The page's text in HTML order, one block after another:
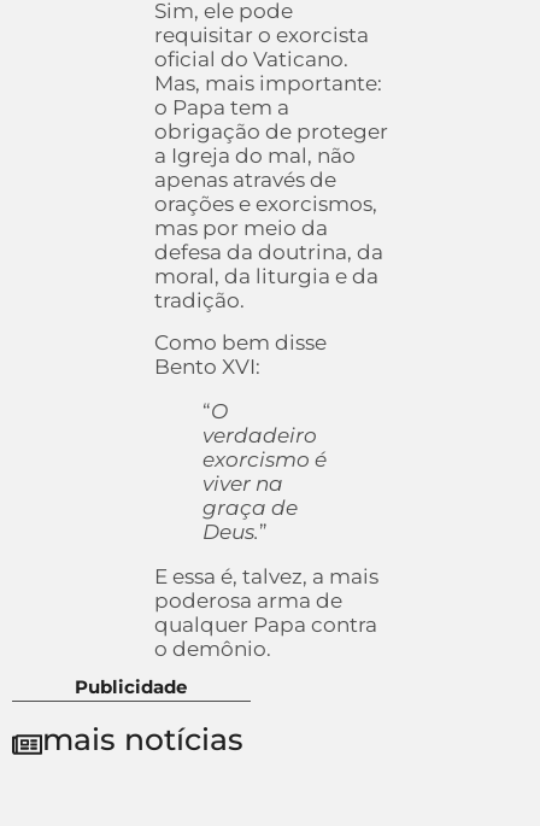
Sim, ele pode
requisitar o exorcista
oficial do Vaticano.
Mas, mais importante:
o Papa tem a
obrigação de proteger
a Igreja do mal, não
apenas através de
orações e exorcismos,
mas por meio da
defesa da doutrina, da
moral, da liturgia e da
tradição.
Como bem disse
Bento XVI:
“O
verdadeiro
exorcismo é
viver na
graça de
Deus.”
E essa é, talvez, a mais
poderosa arma de
qualquer Papa contra
o demônio.
Publicidade
mais notícias